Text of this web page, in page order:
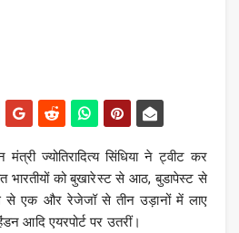
ज्योतिरादित्य सिंधिया ने ट्वीट कर
को बुखारेस्ट से आठ, बुडापेस्ट से
से एक और रेजेजॉ से तीन उड़ानों में लाए
आदि एयरपोर्ट पर उतरीं।